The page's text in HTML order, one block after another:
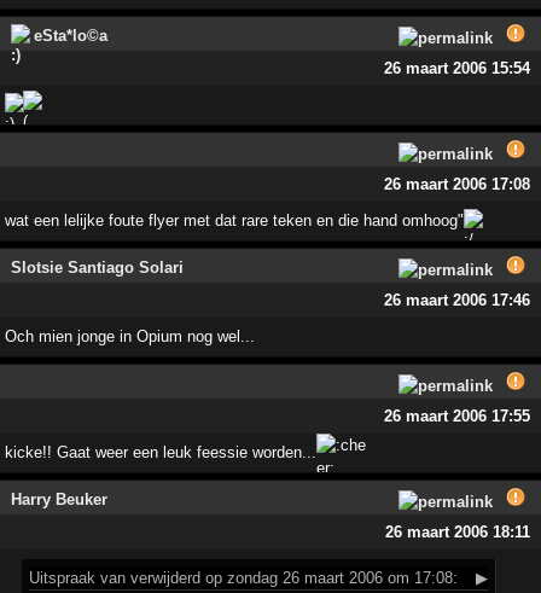
eSta*lo©a
26 maart 2006 15:54
26 maart 2006 17:08
wat een lelijke foute flyer met dat rare teken en die hand omhoog"
Slotsie Santiago Solari
26 maart 2006 17:46
Och mien jonge in Opium nog wel...
26 maart 2006 17:55
kicke!! Gaat weer een leuk feessie worden...
Harry Beuker
26 maart 2006 18:11
Uitspraak van verwijderd op zondag 26 maart 2006 om 17:08:
▶